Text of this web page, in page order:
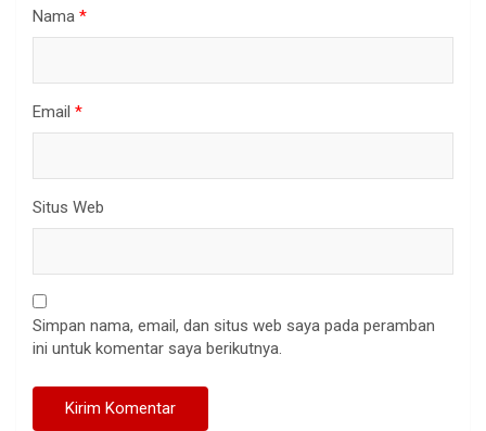
Nama *
Email *
Situs Web
Simpan nama, email, dan situs web saya pada peramban
ini untuk komentar saya berikutnya.